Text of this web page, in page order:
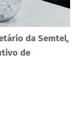
da Semtel,
de